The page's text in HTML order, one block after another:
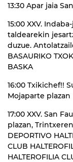
13:30 Apar jaia
15:00 XXV.
taldearekin
duzue.
BASAURIKO
BASKA
16:00 Txikichef!!
Mojaparte plazan
17:00 XXV. San
plazan,
DEPORTIVO
CLUB
HALTEROFILIA